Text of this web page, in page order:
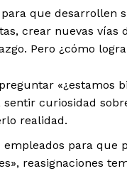
que desarrollen
crear nuevas vías
Pero ¿cómo
preguntar «¿estamos
curiosidad
realidad.
empleados para que
reasignaciones